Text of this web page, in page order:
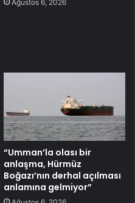
Ağustos 6, 2026
“Umman’la olası bir
anlaşma, Hürmüz
Boğazı’nın derhal açılması
anlamına gelmiyor”